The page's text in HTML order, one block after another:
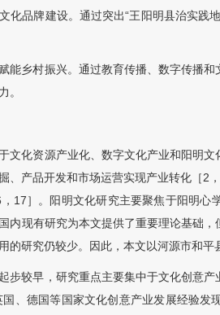
化品牌建设。通过突出“王阳明县治实践
能乡村振兴。通过教育传播、数字传播
。
文化资源产业化、数字文化产业和阳明
、产品开发和市场运营实现产业转化［2
17］。阳明文化研究主要聚焦于阳明心
内现有研究为本文提供了重要理论基础
的研究仍较少。因此，本文以河源市和平
步较早，研究重点主要集中于文化创意
国、德国等国家文化创意产业发展经验